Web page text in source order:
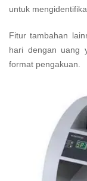
untuk
Fitur tambahan
hari dengan uang
format pengakuan.